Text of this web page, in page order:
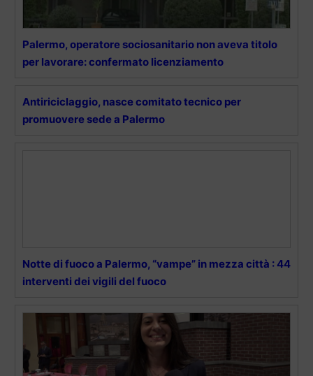
Palermo, operatore sociosanitario non aveva titolo
per lavorare: confermato licenziamento
Antiriciclaggio, nasce comitato tecnico per
promuovere sede a Palermo
Notte di fuoco a Palermo, “vampe” in mezza città : 44
interventi dei vigili del fuoco